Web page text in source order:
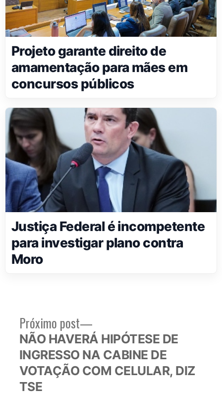
Projeto garante direito de
amamentação para mães em
concursos públicos
Justiça Federal é incompetente
para investigar plano contra
Moro
Navegação
de
Post
Próximo post
Próximo
post:
NÃO HAVERÁ HIPÓTESE DE
INGRESSO NA CABINE DE
VOTAÇÃO COM CELULAR, DIZ
TSE